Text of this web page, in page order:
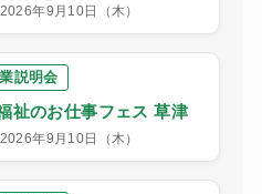
年9月10日（木）
説明会
祉のお仕事フェス 草津
年9月10日（木）